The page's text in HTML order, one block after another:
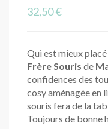
32,50€
Qui est mieux
FrèreSouris de
confidences des
cosy aménagée en
souris fera de la
Toujours de bonne